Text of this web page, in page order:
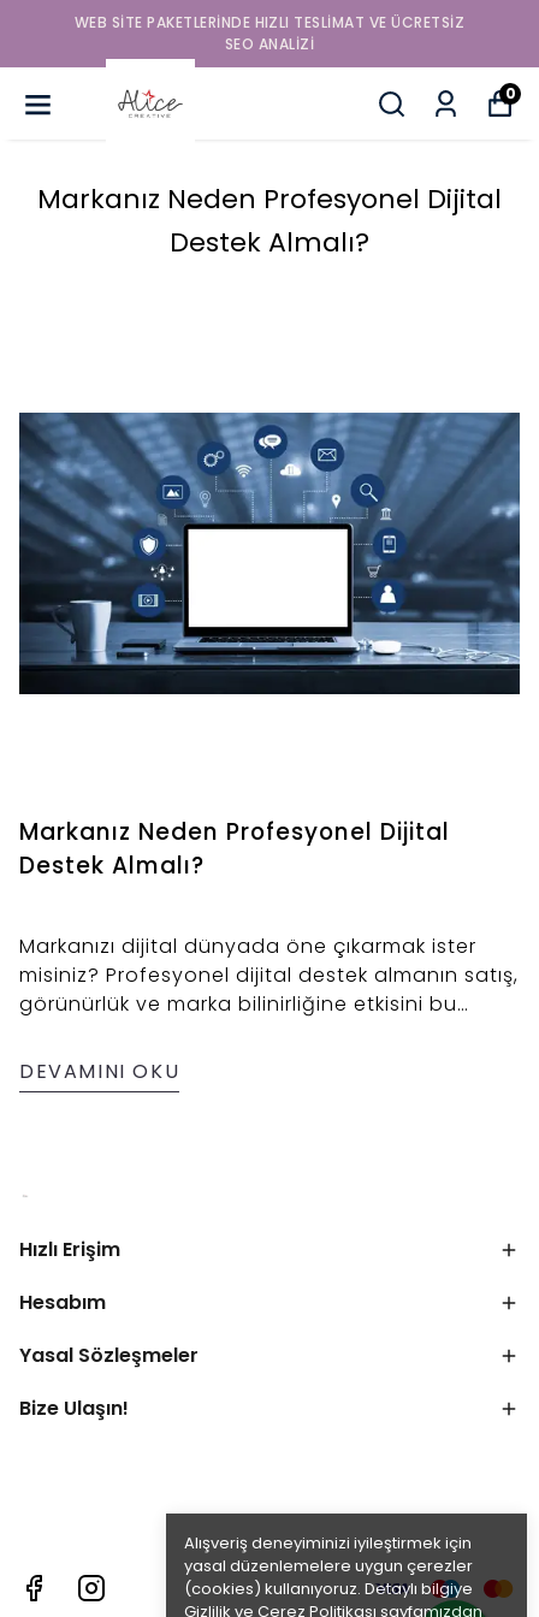
WEB SITE PAKETLERINDE HIZLI TESLIMAT VE ÜCRETSIZ
SEO ANALIZI
0
Alışveriş deneyiminizi iyileştirmek için
yasal düzenlemelere uygun çerezler
(cookies) kullanıyoruz. Detaylı bilgiye
Gizlilik ve Çerez Politikası sayfamızdan
Markanız Neden Profesyonel Dijital
Destek Almalı?
Markanız Neden Profesyonel Dijital
Destek Almalı?
Markanızı dijital dünyada öne çıkarmak ister
misiniz? Profesyonel dijital destek almanın satış,
görünürlük ve marka bilinirliğine etkisini bu
DEVAMINI OKU
Hızlı Erişim
Hesabım
Yasal Sözleşmeler
Bize Ulaşın!